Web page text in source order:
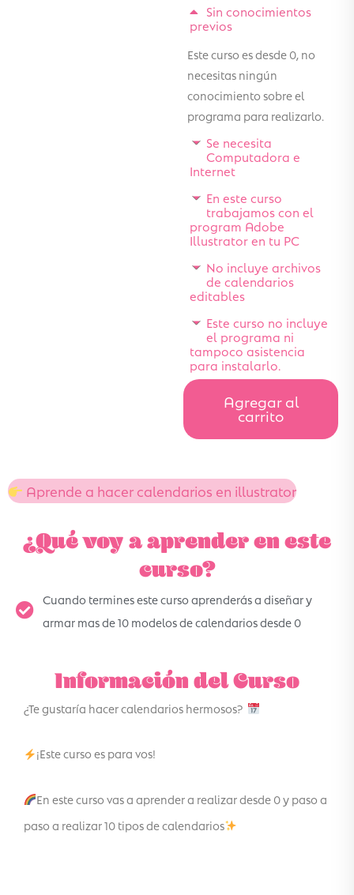
Sin conocimientos
previos
Este curso es desde 0, no
necesitas ningún
conocimiento sobre el
programa para realizarlo.
Se necesita
Computadora e
Internet
En este curso
trabajamos con el
program Adobe
Illustrator en tu PC
No incluye archivos
de calendarios
editables
Este curso no incluye
el programa ni
tampoco asistencia
para instalarlo.
Agregar al
carrito
Aprende a hacer calendarios en illustrator
¿Qué voy a aprender en este
curso?
Cuando termines este curso aprenderás a diseñar y
armar mas de 10 modelos de calendarios desde 0
Información del Curso
¿Te gustaría hacer calendarios hermosos?
¡Este curso es para vos!
En este curso vas a aprender a realizar desde 0 y paso a
paso a realizar 10 tipos de calendarios